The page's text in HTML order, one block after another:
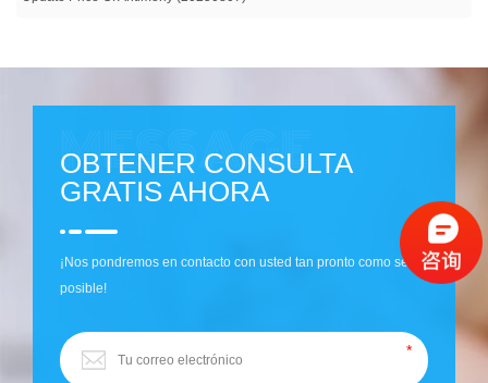
OBTENER CONSULTA
GRATIS AHORA
¡Nos pondremos en contacto con usted tan pronto como sea
posible!